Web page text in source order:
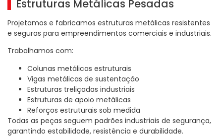
Estruturas Metálicas Pesadas
Projetamos e fabricamos estruturas metálicas resistentes
e seguras para empreendimentos comerciais e industriais.
Trabalhamos com:
Colunas metálicas estruturais
Vigas metálicas de sustentação
Estruturas treliçadas industriais
Estruturas de apoio metálicas
Reforços estruturais sob medida
Todas as peças seguem padrões industriais de segurança,
garantindo estabilidade, resistência e durabilidade.